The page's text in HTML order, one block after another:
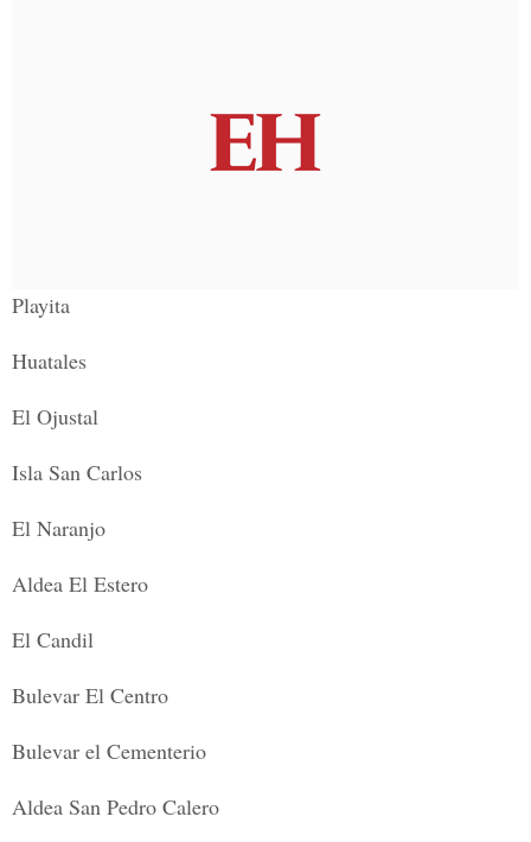
Playita
Huatales
El Ojustal
Isla San Carlos
El Naranjo
Aldea El Estero
El Candil
Bulevar El Centro
Bulevar el Cementerio
Aldea San Pedro Calero